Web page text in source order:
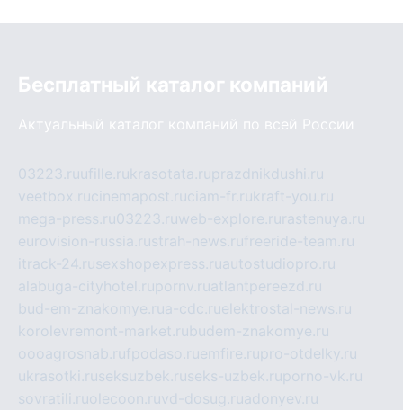
Бесплатный каталог компаний
Актуальный каталог компаний по всей России
03223.ruufille.rukrasotata.ruprazdnikdushi.ru
veetbox.rucinemapost.ruciam-fr.rukraft-you.ru
mega-press.ru03223.ruweb-explore.ru rastenuya.ru
eurovision-russia.rustrah-news.rufreeride-team.ru
itrack-24.rusexshopexpress.ruautostudiopro.ru
alabuga-cityhotel.rupornv.ruatlantpereezd.ru
bud-em-znakomye.rua-cdc.ruelektrostal-news.ru
korolevremont-market.rubudem-znakomye.ru
oooagrosnab.rufpodaso.ruemfire.rupro-otdelky.ru
ukrasotki.ruseksuzbek.ruseks-uzbek.ruporno-vk.ru
sovratili.ruolecoon.ruvd-dosug.ruadonyev.ru